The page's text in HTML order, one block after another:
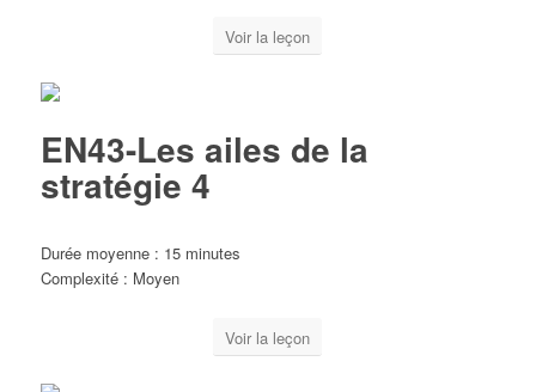
Voir la leçon
EN43-Les ailes de la
stratégie 4
Durée moyenne : 15 minutes
Complexité : Moyen
Voir la leçon